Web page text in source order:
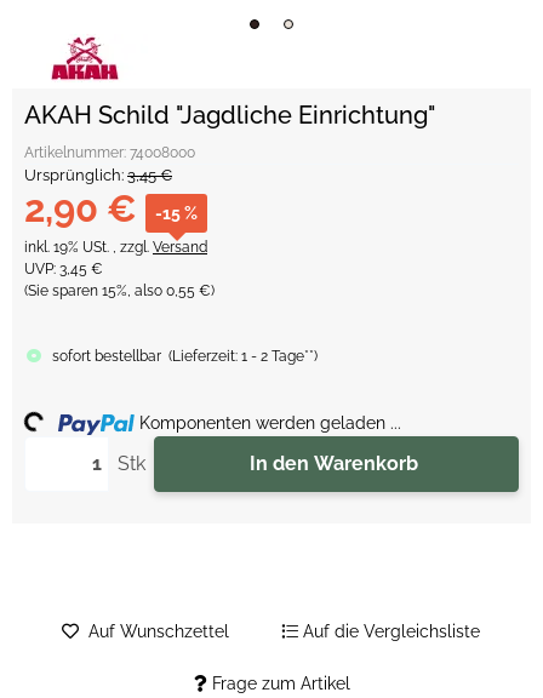
AKAH Schild "Jagdliche Einrichtung"
Artikelnummer: 74008000
Ursprünglich: 3,45 €
2,90 € -15 %
inkl. 19% USt. , zzgl. Versand
UVP: 3,45 €
(Sie sparen 15%, also 0,55 €)
sofort bestellbar (Lieferzeit: 1 - 2 Tage**)
Stk In den Warenkorb
Komponenten werden geladen ...
Frage zum Artikel
Auf Wunschzettel Auf die Vergleichsliste